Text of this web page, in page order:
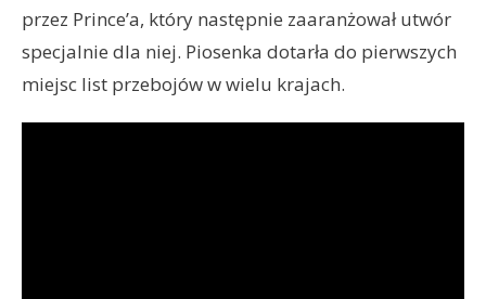
przez Prince’a, który następnie zaaranżował utwór
specjalnie dla niej. Piosenka dotarła do pierwszych
miejsc list przebojów w wielu krajach.